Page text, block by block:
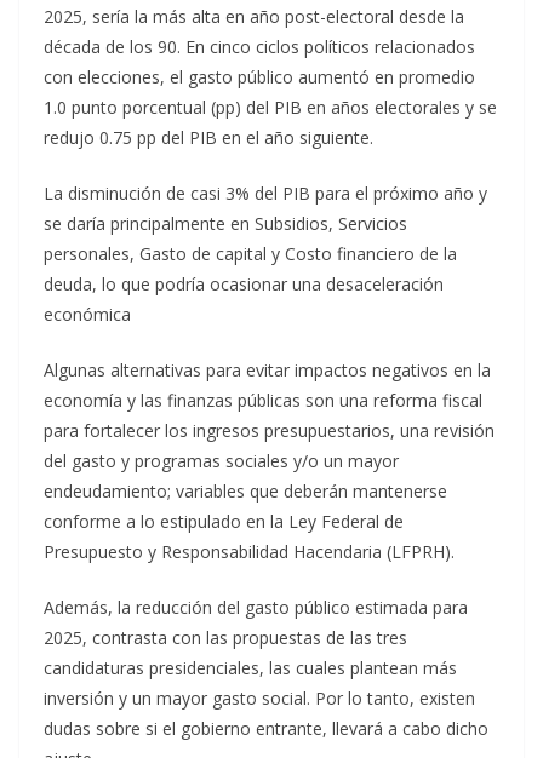
2025, sería la más alta en año post-electoral desde la
década de los 90. En cinco ciclos políticos relacionados
con elecciones, el gasto público aumentó en promedio
1.0 punto porcentual (pp) del PIB en años electorales y se
redujo 0.75 pp del PIB en el año siguiente.
La disminución de casi 3% del PIB para el próximo año y
se daría principalmente en Subsidios, Servicios
personales, Gasto de capital y Costo financiero de la
deuda, lo que podría ocasionar una desaceleración
económica
Algunas alternativas para evitar impactos negativos en la
economía y las finanzas públicas son una reforma fiscal
para fortalecer los ingresos presupuestarios, una revisión
del gasto y programas sociales y/o un mayor
endeudamiento; variables que deberán mantenerse
conforme a lo estipulado en la Ley Federal de
Presupuesto y Responsabilidad Hacendaria (LFPRH).
Además, la reducción del gasto público estimada para
2025, contrasta con las propuestas de las tres
candidaturas presidenciales, las cuales plantean más
inversión y un mayor gasto social. Por lo tanto, existen
dudas sobre si el gobierno entrante, llevará a cabo dicho